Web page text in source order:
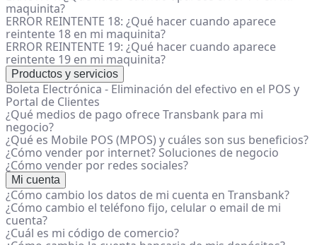
maquinita?
ERROR REINTENTE 18: ¿Qué hacer cuando aparece
reintente 18 en mi maquinita?
ERROR REINTENTE 19: ¿Qué hacer cuando aparece
reintente 19 en mi maquinita?
Productos y servicios
Boleta Electrónica - Eliminación del efectivo en el POS y
Portal de Clientes
¿Qué medios de pago ofrece Transbank para mi
negocio?
¿Qué es Mobile POS (MPOS) y cuáles son sus beneficios?
¿Cómo vender por internet? Soluciones de negocio
¿Cómo vender por redes sociales?
Mi cuenta
¿Cómo cambio los datos de mi cuenta en Transbank?
¿Cómo cambio el teléfono fijo, celular o email de mi
cuenta?
¿Cuál es mi código de comercio?